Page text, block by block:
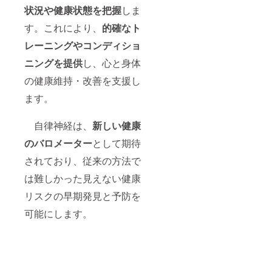
状況や健康状態を把握しま
す。これにより、 的確なト
レーニングやコンディショ
ニングを提供し、心と身体
の健康維持・改善を支援し
ます。
自律神経は、 新しい健康
のバロメーターとして期待
されており、従来の方法で
は難しかった見えない健康
リスクの早期発見と予防を
可能にします。